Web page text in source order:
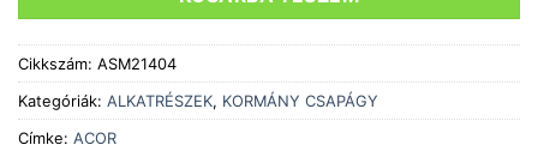
Cikkszám: ASM21404
Kategóriák: ALKATRÉSZEK, KORMÁNY CSAPÁGY
Címke: ACOR